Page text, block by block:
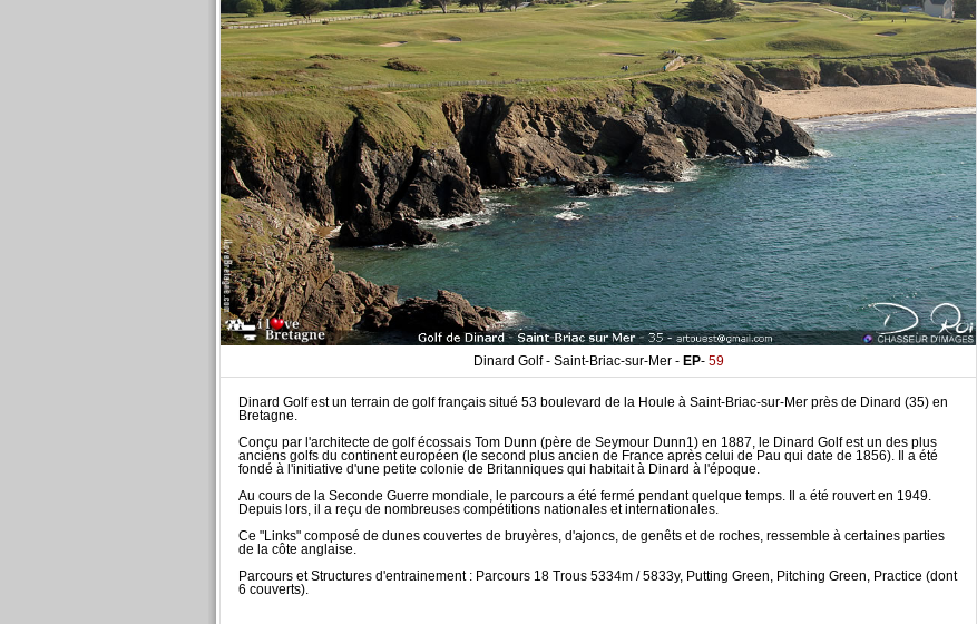
Dinard Golf - Saint-Briac-sur-Mer - EP-59
Dinard Golf est un terrain de golf français situé 53 boulevard de la Houle à Saint-Briac-sur-Mer près de Dinard (35) en
Bretagne.
Conçu par l'architecte de golf écossais Tom Dunn (père de Seymour Dunn1) en 1887, le Dinard Golf est un des plus
anciens golfs du continent européen (le second plus ancien de France après celui de Pau qui date de 1856). Il a été
fondé à l'initiative d'une petite colonie de Britanniques qui habitait à Dinard à l'époque.
Au cours de la Seconde Guerre mondiale, le parcours a été fermé pendant quelque temps. Il a été rouvert en 1949.
Depuis lors, il a reçu de nombreuses compétitions nationales et internationales.
Ce "Links" composé de dunes couvertes de bruyères, d'ajoncs, de genêts et de roches, ressemble à certaines parties
de la côte anglaise.
Parcours et Structures d'entrainement : Parcours 18 Trous 5334m / 5833y, Putting Green, Pitching Green, Practice (dont
6 couverts).